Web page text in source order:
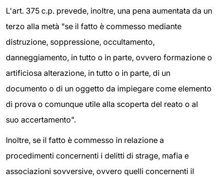
L'art. 375 c.p. prevede, inoltre, una pena aumentata da un
terzo alla metà "se il fatto è commesso mediante
distruzione, soppressione, occultamento,
danneggiamento, in tutto o in parte, ovvero formazione o
artificiosa alterazione, in tutto o in parte, di un
documento o di un oggetto da impiegare come elemento
di prova o comunque utile alla scoperta del reato o al
suo accertamento".
Inoltre, se il fatto è commesso in relazione a
procedimenti concernenti i delitti di strage, mafia e
associazioni sovversive, ovvero quelli concernenti il